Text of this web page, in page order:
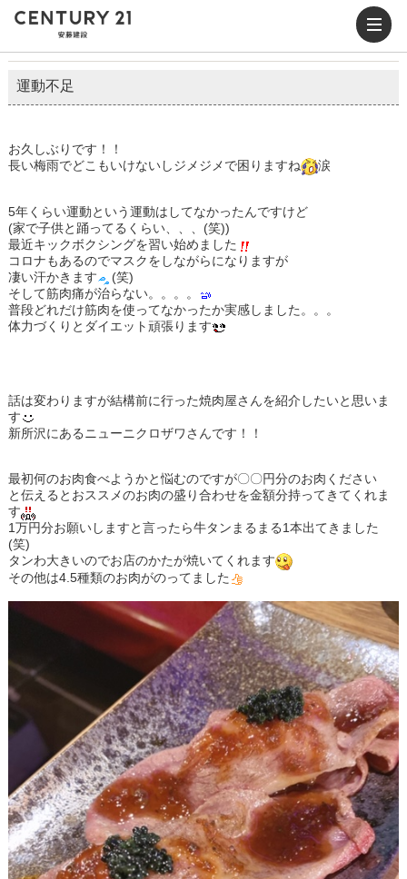
運動不足
お久しぶりです！！
長い梅雨でどこもいけないしジメジメで困りますね
涙
5年くらい運動という運動はしてなかったんですけど
(家で子供と踊ってるくらい、、、(笑))
最近キックボクシングを習い始めました
コロナもあるのでマスクをしながらになりますが
凄い汗かきます
(笑)
そして筋肉痛が治らない。。。。
普段どれだけ筋肉を使ってなかったか実感しました。。。
体力づくりとダイエット頑張ります
話は変わりますが結構前に行った焼肉屋さんを紹介したいと思いま
す
新所沢にあるニューニクロザワさんです！！
最初何のお肉食べようかと悩むのですが〇〇円分のお肉ください
と伝えるとおススメのお肉の盛り合わせを金額分持ってきてくれま
す
1万円分お願いしますと言ったら牛タンまるまる1本出てきました
(笑)
タンわ大きいのでお店のかたが焼いてくれます
その他は4.5種類のお肉がのってました